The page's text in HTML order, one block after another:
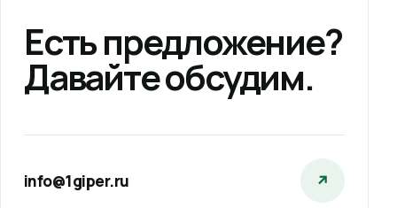
Есть предложение?
Давайте обсудим.
info@1giper.ru ↗